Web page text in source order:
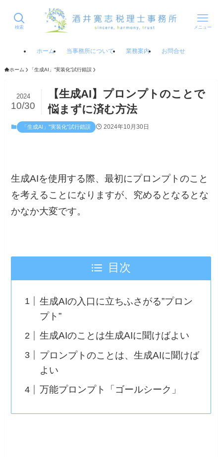
検索 メニュー
ホーム 当事務所について 業務案内 お問合せ
ホーム 「生成AI」”実装化”試行錯誤
【生成AI】プロンプトのことで
悩まずに済む方法
2024
10/30
「生成AI」”実装化”試行錯誤 2024年10月30日
生成AIを使用する際、最初にプロンプトのこと
を考えることになりますが、究めるとなるとな
かなか大変です。
目次
生成AIの入口に立ちふさがる”プロン
プト”
生成AIのことは生成AIに聞けばよい
プロンプトのことは、生成AIに聞けば
よい
万能プロンプト「ゴールシーク」